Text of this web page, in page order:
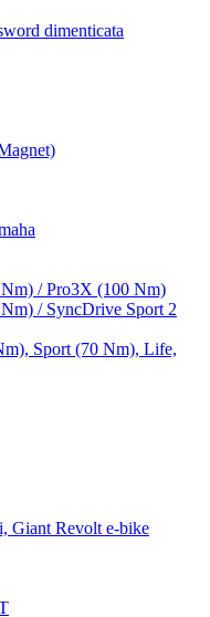
dimenticata
/ Pro3X (100 Nm)
/ SyncDrive Sport 2
Sport (70 Nm), Life,
Giant Revolt e-bike